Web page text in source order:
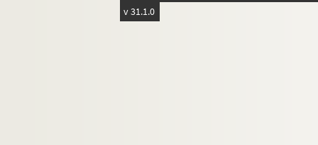
M-DOC-7. Fêtes de Lille (1882-1883)
v 31.1.0